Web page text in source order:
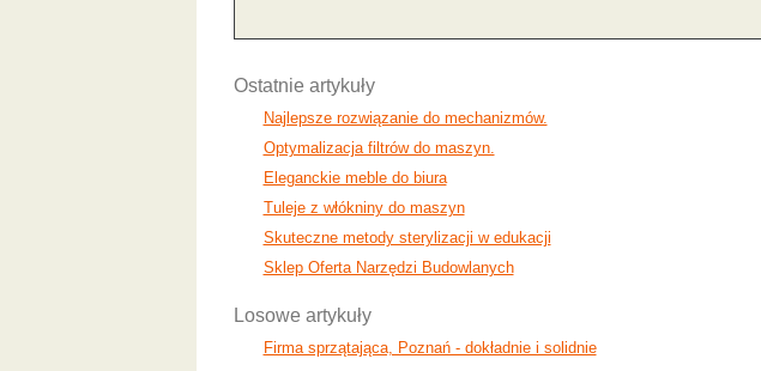
Ostatnie artykuły
Najlepsze rozwiązanie do mechanizmów.
Optymalizacja filtrów do maszyn.
Eleganckie meble do biura
Tuleje z włókniny do maszyn
Skuteczne metody sterylizacji w edukacji
Sklep Oferta Narzędzi Budowlanych
Losowe artykuły
Firma sprzątająca, Poznań - dokładnie i solidnie